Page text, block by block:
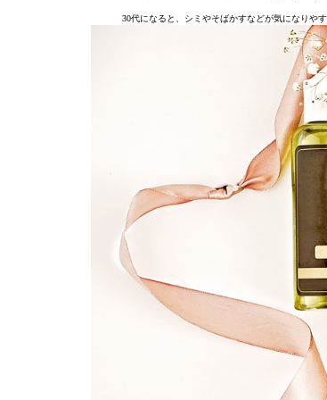
30代になると、シミやそばかすなどが気になりや